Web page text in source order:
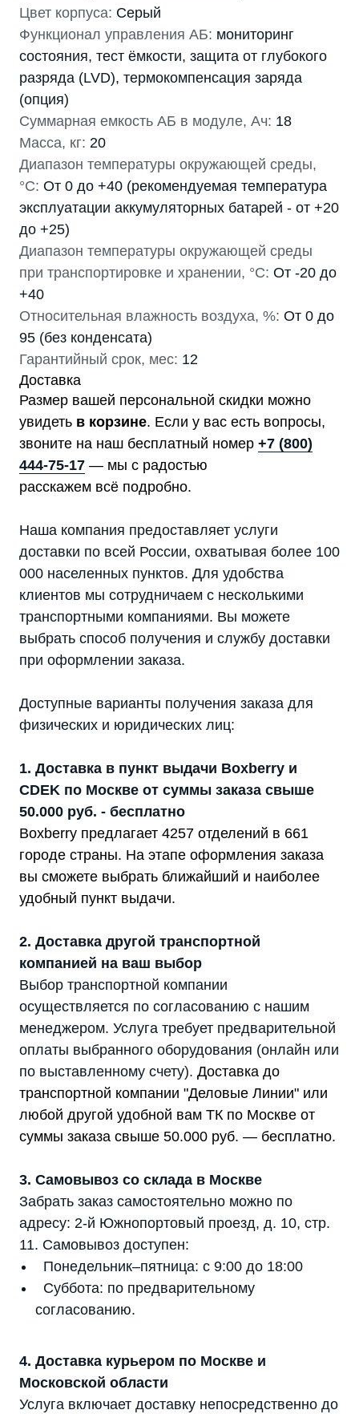
Цвет корпуса: Серый
Функционал управления АБ: мониторинг
состояния, тест ёмкости, защита от глубокого
разряда (LVD), термокомпенсация заряда
(опция)
Суммарная емкость АБ в модуле, Ач: 18
Масса, кг: 20
Диапазон температуры окружающей среды,
°С: От 0 до +40 (рекомендуемая температура
эксплуатации аккумуляторных батарей - от +20
до +25)
Диапазон температуры окружающей среды
при транспортировке и хранении, °С: От -20 до
+40
Относительная влажность воздуха, %: От 0 до
95 (без конденсата)
Гарантийный срок, мес: 12
Доставка
Размер вашей персональной скидки можно
увидеть в корзине. Если у вас есть вопросы,
звоните на наш бесплатный номер +7 (800)
444-75-17 — мы с радостью
расскажем всё подробно.
Наша компания предоставляет услуги
доставки по всей России, охватывая более 100
000 населенных пунктов. Для удобства
клиентов мы сотрудничаем с несколькими
транспортными компаниями. Вы можете
выбрать способ получения и службу доставки
при оформлении заказа.
Доступные варианты получения заказа для
физических и юридических лиц:
1. Доставка в пункт выдачи Boxberry и
CDEK по Москве от суммы заказа свыше
50.000 руб. - бесплатно
Boxberry предлагает 4257 отделений в 661
городе страны. На этапе оформления заказа
вы сможете выбрать ближайший и наиболее
удобный пункт выдачи.
2. Доставка другой транспортной
компанией на ваш выбор
Выбор транспортной компании
осуществляется по согласованию с нашим
менеджером. Услуга требует предварительной
оплаты выбранного оборудования (онлайн или
по выставленному счету). Доставка до
транспортной компании "Деловые Линии" или
любой другой удобной вам ТК по Москве от
суммы заказа свыше 50.000 руб. — бесплатно.
3. Самовывоз со склада в Москве
Забрать заказ самостоятельно можно по
адресу: 2-й Южнопортовый проезд, д. 10, стр.
11. Самовывоз доступен:
Понедельник–пятница: с 9:00 до 18:00
Суббота: по предварительному
согласованию.
4. Доставка курьером по Москве и
Московской области
Услуга включает доставку непосредственно до